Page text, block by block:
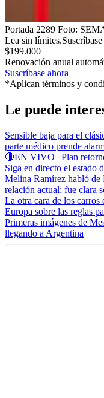
Portada 2289 Foto:
Lea sin límites.
$199.000
Renovación anual
Suscríbase ahora
*Aplican términos y
Le puede
Sensible baja para el
parte médico prende
🔴EN VIVO | Plan
Siga en directo el estado
Melina Ramírez habló de
relación actual; fue clara
La otra cara de los carros
Europa sobre las reglas
Primeras imágenes de
llegando a Argentina